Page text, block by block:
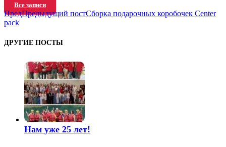
Все записи
ПредПредыдущий постСборка подарочных коробочек Center
pack
ДРУГИЕ ПОСТЫ
Нам уже 25 лет!